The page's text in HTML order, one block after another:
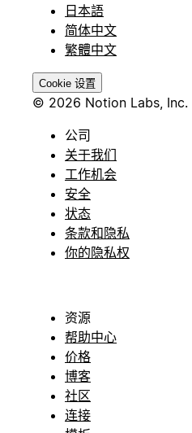
日本語
简体中文
繁體中文
Cookie 设置
© 2026 Notion Labs, Inc.
公司
关于我们
工作机会
安全
状态
条款和隐私
你的隐私权
资源
帮助中心
价格
博客
社区
连接